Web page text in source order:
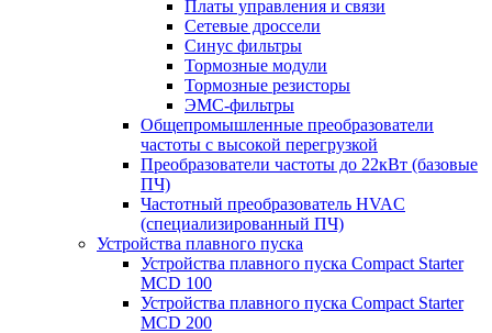
Платы управления и связи
Сетевые дроссели
Синус фильтры
Тормозные модули
Тормозные резисторы
ЭМС-фильтры
Общепромышленные преобразователи
частоты с высокой перегрузкой
Преобразователи частоты до 22кВт (базовые
ПЧ)
Частотный преобразователь HVAC
(специализированный ПЧ)
Устройства плавного пуска
Устройства плавного пуска Compact Starter
MCD 100
Устройства плавного пуска Compact Starter
MCD 200